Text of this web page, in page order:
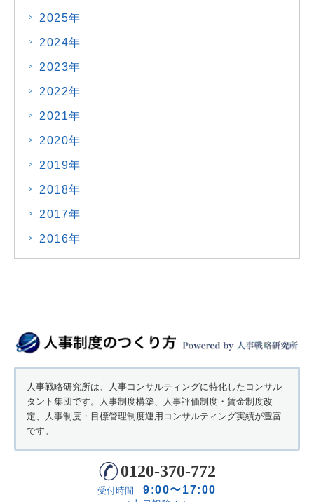
2025年
2024年
2023年
2022年
2021年
2020年
2019年
2018年
2017年
2016年
人事戦略研究所は、人事コンサルティングに特化したコンサル
タント集団です。人事制度構築、人事評価制度・賃金制度改
定、人事制度・目標管理制度運用コンサルティング実績が豊富
です。
0120-370-772
受付時間 9:00〜17:00